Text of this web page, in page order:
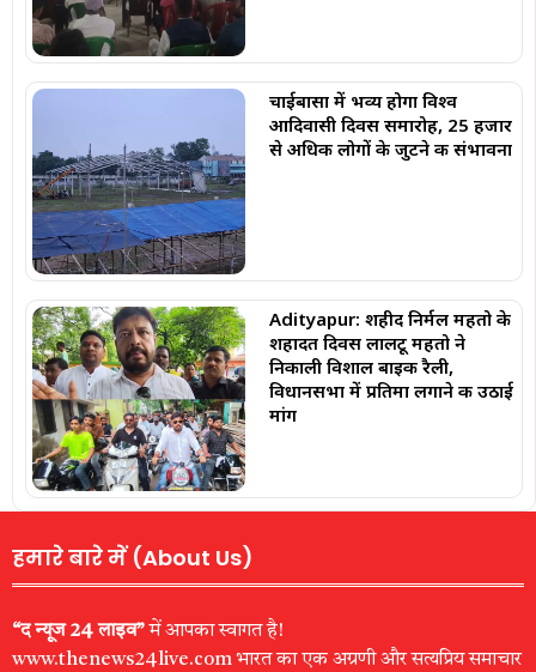
चाईबासा में भव्य होगा विश्व
आदिवासी दिवस समारोह, 25 हजार
से अधिक लोगों के जुटने की संभावना
Adityapur: शहीद निर्मल महतो के
शहादत दिवस लालटू महतो ने
निकाली विशाल बाइक रैली,
विधानसभा में प्रतिमा लगाने की उठाई
मांग
हमारे बारे में (About Us)
“द न्यूज 24 लाइव”में आपका स्वागत है!
www.thenews24live.com भारत का एक अग्रणी और सत्यप्रिय समाचार